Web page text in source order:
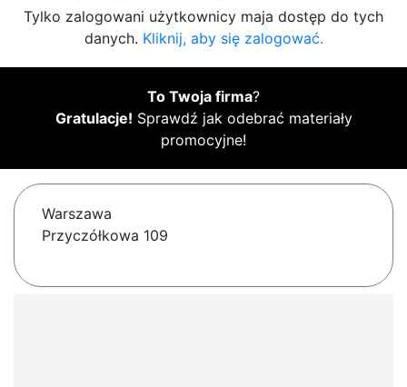
Tylko zalogowani użytkownicy maja dostęp do tych
danych. Kliknij, aby się zalogować.
To Twoja firma?
Gratulacje! Sprawdź jak odebrać materiały
promocyjne!
Warszawa
Przyczółkowa 109